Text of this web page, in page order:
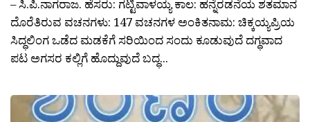
– ಸಿ.ಪಿ.ನಾಗರಾಜ. ಹೆಸರು: ಗಟ್ಟಿವಾಳಯ್ಯ ಕಾಲ: ಹನ್ನೆರಡನೆಯ ಶತಮಾನ
ದೊರೆತಿರುವ ವಚನಗಳು: 147 ವಚನಗಳ ಅಂಕಿತನಾಮ: ಚಿಕ್ಕಯ್ಯಪ್ರಿಯ
ಸಿದ್ಧಲಿಂಗ ಒಡೆದ ಮಡಕೆಗೆ ಸರಿಯಿಂದ ಸಂದು ಕೂಡುವುದೆ ದಗ್ಧವಾದ
ಪಟ ಅಗಸರ ಕಲ್ಲಿಗೆ ಹೊದ್ದುವುದೆ ಬದ್ಧ...